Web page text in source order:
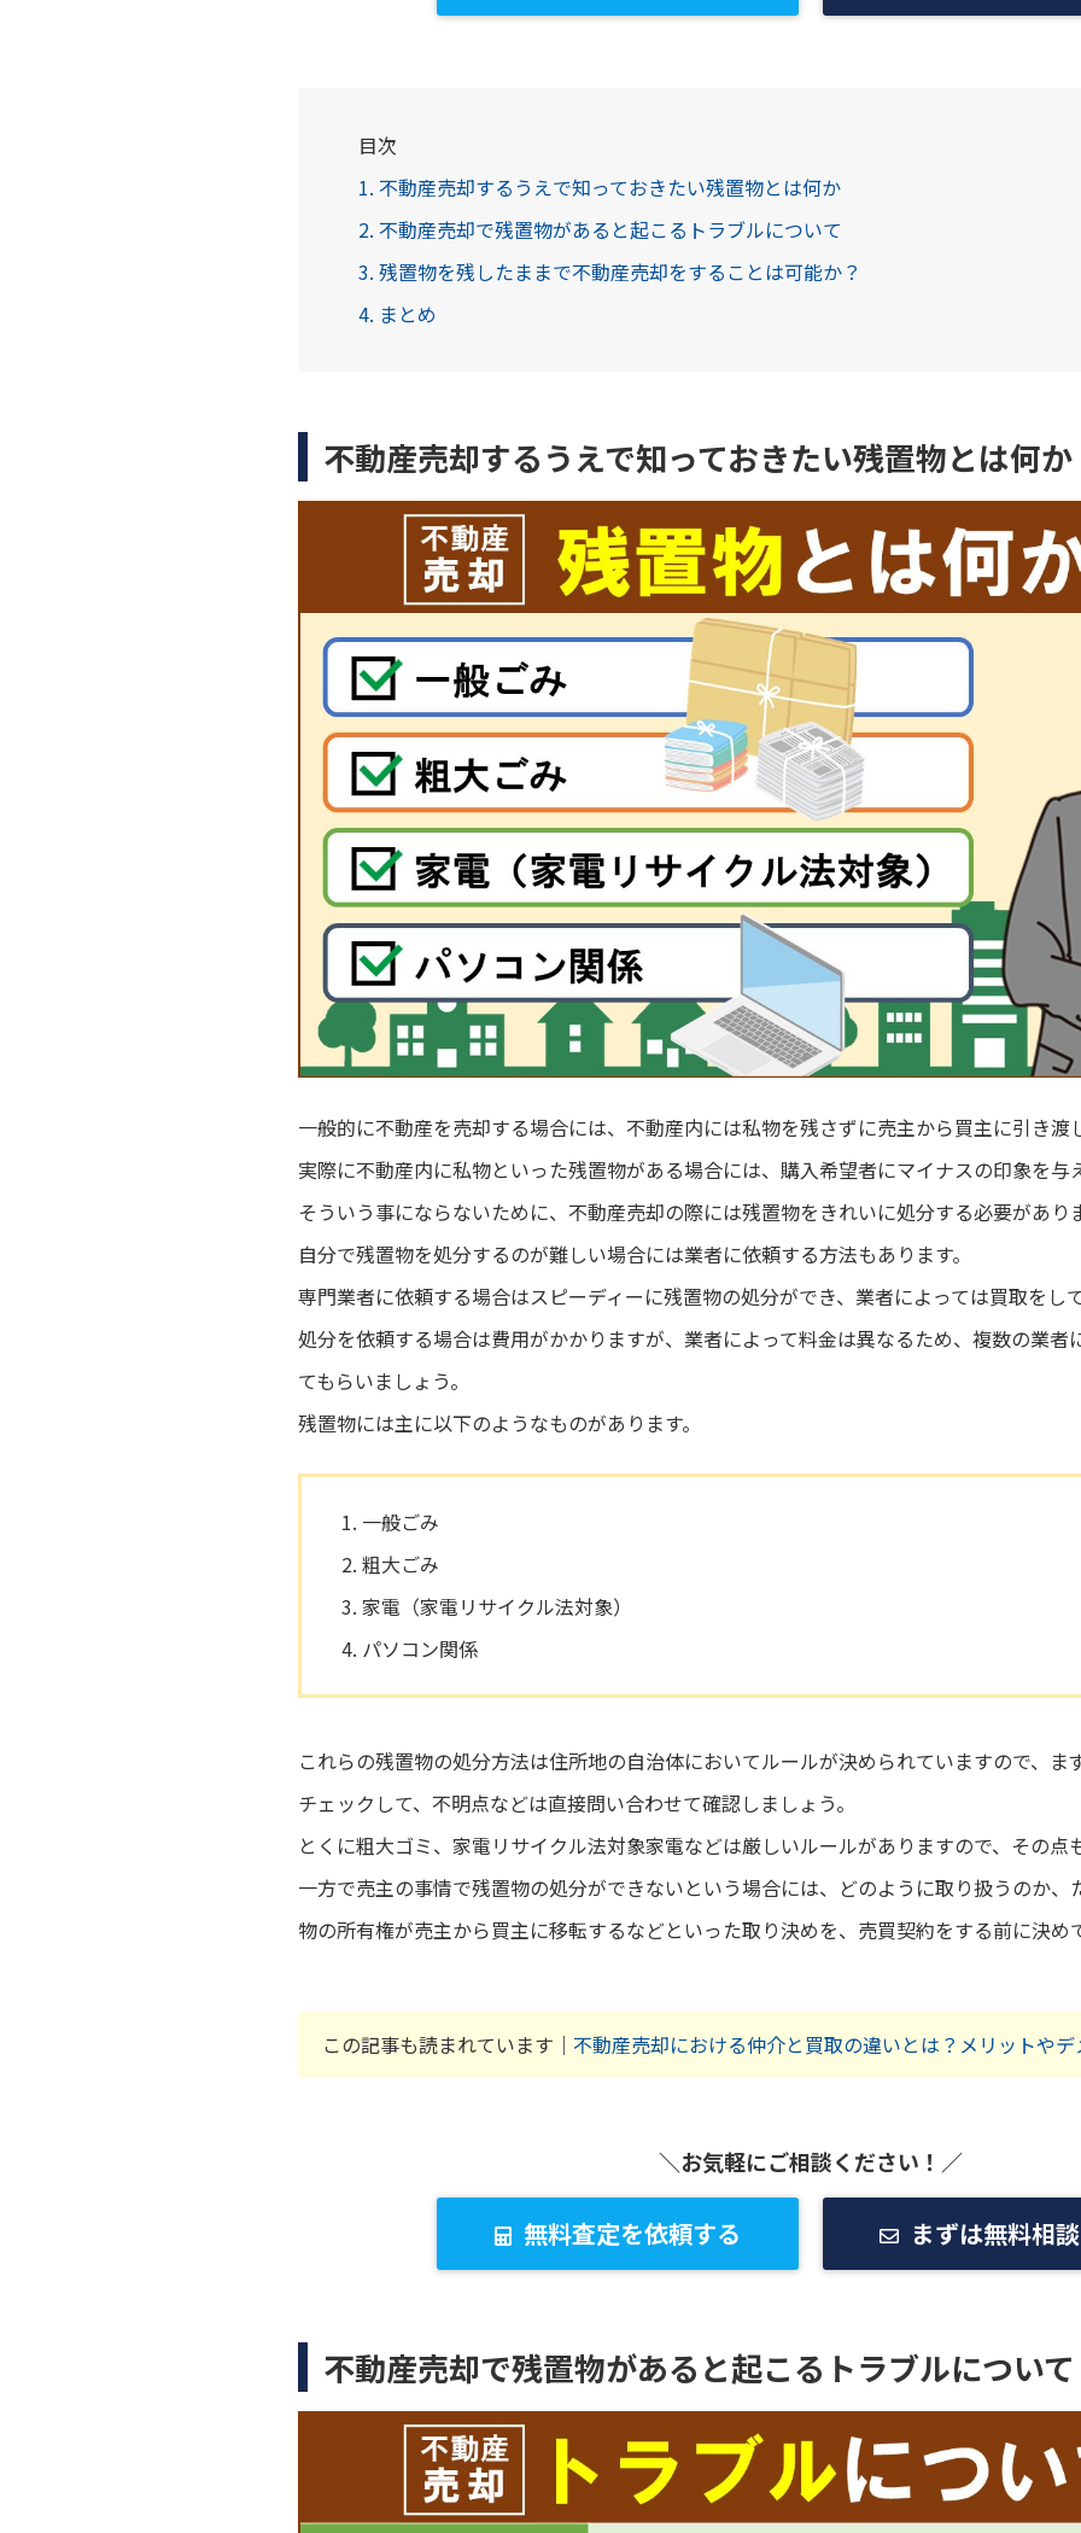
目次
1. 不動産売却するうえで知っておきたい残置物とは何か
2. 不動産売却で残置物があると起こるトラブルについて
3. 残置物を残したままで不動産売却をすることは可能か？
4. まとめ
不動産売却するうえで知っておきたい残置物とは何か
一般的に不動産を売却する場合には、不動産内には私物を残さずに売主から買主に引き渡
実際に不動産内に私物といった残置物がある場合には、購入希望者にマイナスの印象を与
そういう事にならないために、不動産売却の際には残置物をきれいに処分する必要があり
自分で残置物を処分するのが難しい場合には業者に依頼する方法もあります。
専門業者に依頼する場合はスピーディーに残置物の処分ができ、業者によっては買取をし
処分を依頼する場合は費用がかかりますが、業者によって料金は異なるため、複数の業者
てもらいましょう。
残置物には主に以下のようなものがあります。
一般ごみ
粗大ごみ
家電（家電リサイクル法対象）
パソコン関係
これらの残置物の処分方法は住所地の自治体においてルールが決められていますので、ま
チェックして、不明点などは直接問い合わせて確認しましょう。
とくに粗大ゴミ、家電リサイクル法対象家電などは厳しいルールがありますので、その点
一方で売主の事情で残置物の処分ができないという場合には、どのように取り扱うのか
物の所有権が売主から買主に移転するなどといった取り決めを、売買契約をする前に決め
この記事も読まれています｜ 不動産売却における仲介と買取の違いとは？メリットや
＼お気軽にご相談ください！／
無料査定を依頼する まずは無料相
不動産売却で残置物があると起こるトラブルについて